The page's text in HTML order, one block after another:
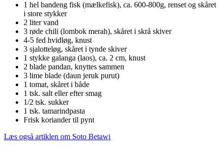
1 hel bandeng fisk (mælkefisk), ca. 600-800g, renset og skåret
i store stykker
2 liter vand
3 røde chili (lombok merah), skåret i skrå skiver
4-5 fed hvidløg, knust
3 sjalotteløg, skåret i tynde skiver
1 stykke galanga (laos), ca. 2 cm, knust
2 blade pandan, knyttes sammen
3 lime blade (daun jeruk purut)
1 tomat, skåret i både
1 tsk. salt eller efter smag
1/2 tsk. sukker
1 tsk. tamarindpasta
Frisk koriander til pynt
Læs også artiklen om Soto Betawi